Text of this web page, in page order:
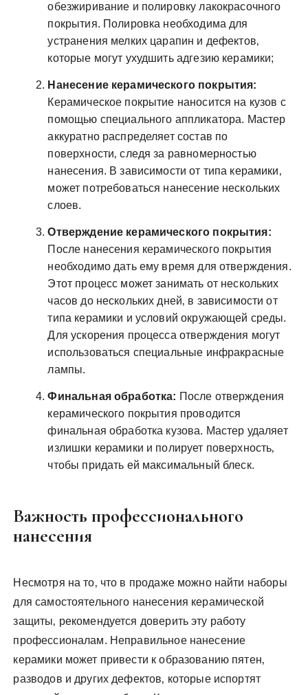
обезжиривание и полировку лакокрасочного
покрытия. Полировка необходима для
устранения мелких царапин и дефектов‚
которые могут ухудшить адгезию керамики;
Нанесение керамического покрытия:
Керамическое покрытие наносится на кузов с
помощью специального аппликатора. Мастер
аккуратно распределяет состав по
поверхности‚ следя за равномерностью
нанесения. В зависимости от типа керамики‚
может потребоваться нанесение нескольких
слоев.
Отверждение керамического покрытия:
После нанесения керамического покрытия
необходимо дать ему время для отверждения.
Этот процесс может занимать от нескольких
часов до нескольких дней‚ в зависимости от
типа керамики и условий окружающей среды.
Для ускорения процесса отверждения могут
использоваться специальные инфракрасные
лампы.
Финальная обработка: После отверждения
керамического покрытия проводится
финальная обработка кузова. Мастер удаляет
излишки керамики и полирует поверхность‚
чтобы придать ей максимальный блеск.
Важность профессионального
нанесения
Несмотря на то‚ что в продаже можно найти наборы
для самостоятельного нанесения керамической
защиты‚ рекомендуется доверить эту работу
профессионалам. Неправильное нанесение
керамики может привести к образованию пятен‚
разводов и других дефектов‚ которые испортят